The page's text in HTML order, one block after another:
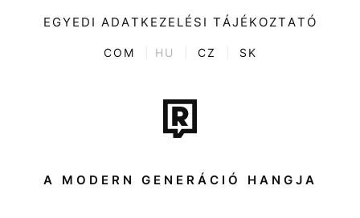
Kultúra
ENTR
Tech-Tudomány
Sport
Társadalom
EGYEDI ADATKEZELÉSI TÁJÉKOZTATÓ
COM HU CZ SK
A MODERN GENERÁCIÓ HANGJA